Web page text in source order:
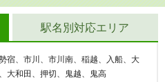
宿、市川、市川南、稲越、入船、大
大和田、押切、鬼越、鬼高
駅名別対応エリア